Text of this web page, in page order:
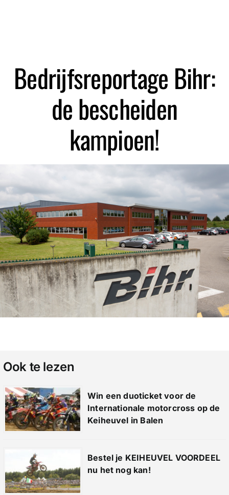
Bedrijfsreportage Bihr:
de bescheiden
kampioen!
Ook te lezen
Win een duoticket voor de
Internationale motorcross op de
Keiheuvel in Balen
Bestel je KEIHEUVEL VOORDEEL
nu het nog kan!